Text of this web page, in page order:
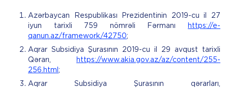
Azərbaycan Respublikası Prezidentinin 2019-cu il 27
iyun tarixli 759 nömrəli Fərmanı
https://e-
qanun.az/framework/42750;
Aqrar Subsidiya Şurasının 2019-cu il 29 avqust tarixli
Qərarı,
https://www.akia.gov.az/az/content/255-
256.html ;
Aqrar Subsidiya Şurasının qərarları,